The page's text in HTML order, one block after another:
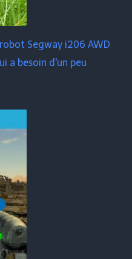
Segway i206 AWD
a besoin d'un peu